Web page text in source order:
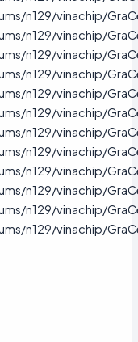
n129/vinachip/
n129/vinachip/
n129/vinachip/
n129/vinachip/
n129/vinachip/
n129/vinachip/
n129/vinachip/
n129/vinachip/
n129/vinachip/
n129/vinachip/
n129/vinachip/
n129/vinachip/